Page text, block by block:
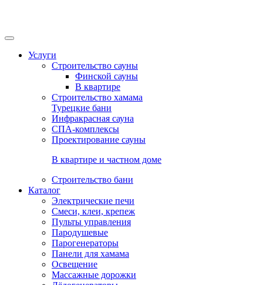
Услуги
Строительство сауны
Финской сауны
В квартире
Строительство хамама
Турецкие бани
Инфракрасная сауна
СПА-комплексы
Проектирование сауны
В квартире и частном доме
Строительство бани
Каталог
Электрические печи
Смеси, клеи, крепеж
Пульты управления
Пародушевые
Парогенераторы
Панели для хамама
Освещение
Массажные дорожки